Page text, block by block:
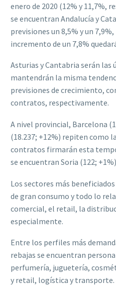
enero de 2020 (12% y 11,7%,
se encuentran Andalucía y
previsiones un 8,5% y un
incremento de un 7,8%
Asturias y Cantabria serán las
mantendrán la misma
previsiones de crecimiento,
contratos, respectivamente.
A nivel provincial, Barcelona
(18.237; +12%) repiten como
contratos firmarán esta
se encuentran Soria (122;
Los sectores más
de gran consumo y todo lo
comercial, el retail, la
especialmente.
Entre los perfiles más
rebajas se encuentran
perfumería, juguetería,
y retail, logística y transporte.